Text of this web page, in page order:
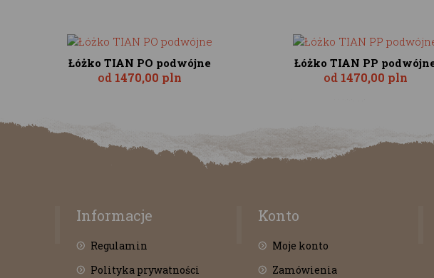
Łóżko TIAN PO podwójne
od 1470,00 pln
Łóżko TIAN PP
od 1470,00 pln
Informacje
Regulamin
Polityka prywatności
Konto
Moje konto
Zamówienia